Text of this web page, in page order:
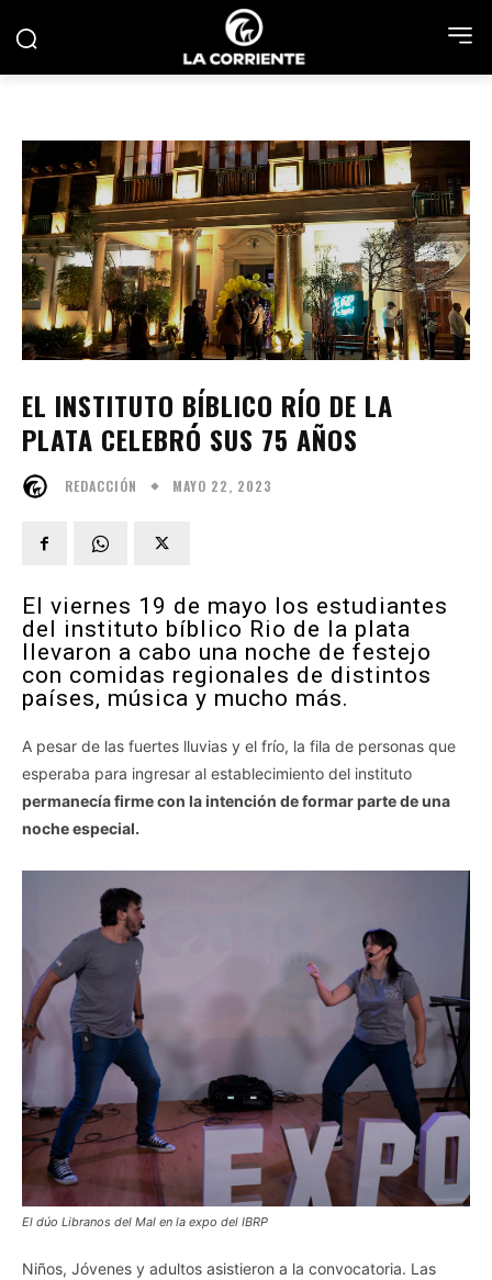
EL INSTITUTO BÍBLICO RÍO DE LA
PLATA CELEBRÓ SUS 75 AÑOS
REDACCIÓN MAYO 22, 2023
El viernes 19 de mayo los estudiantes
del instituto bíblico Rio de la plata
llevaron a cabo una noche de festejo
con comidas regionales de distintos
países, música y mucho más.
A pesar de las fuertes lluvias y el frío, la fila de personas que
esperaba para ingresar al establecimiento del instituto
permanecía firme con la intención de formar parte de una
noche especial.
El dúo Libranos del Mal en la expo del IBRP
Niños, Jóvenes y adultos asistieron a la convocatoria. Las